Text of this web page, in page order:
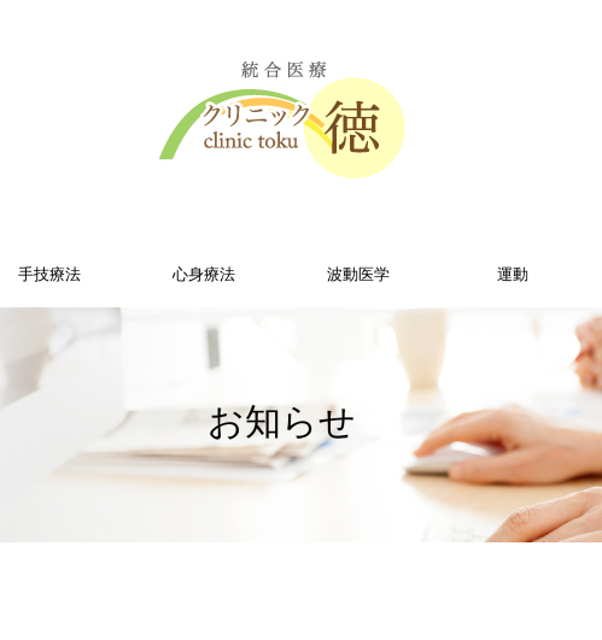
手技療法 心身療法 波動医学 運動
お知らせ